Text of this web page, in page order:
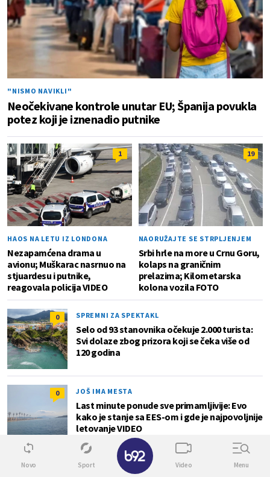
"NISMO NAVIKLI"
Neočekivane kontrole unutar EU; Španija povukla
potez koji je iznenadio putnike
1
HAOS NA LETU IZ LONDONA
Nezapamćena drama u
avionu; Muškarac nasrnuo na
stjuardesu i putnike,
reagovala policija VIDEO
19
NAORUŽAJTE SE STRPLJENJEM
Srbi hrle na more u Crnu Goru,
kolaps na graničnim
prelazima; Kilometarska
kolona vozila FOTO
0 SPREMNI ZA SPEKTAKL
Selo od 93 stanovnika očekuje 2.000 turista:
Svi dolaze zbog prizora koji se čeka više od
120 godina
0 JOŠ IMA MESTA
Last minute ponude sve primamljivije: Evo
kako je stanje sa EES-om i gde je najpovoljnije
letovanje VIDEO
Zdravlje
Novo Sport Video Menu
✕